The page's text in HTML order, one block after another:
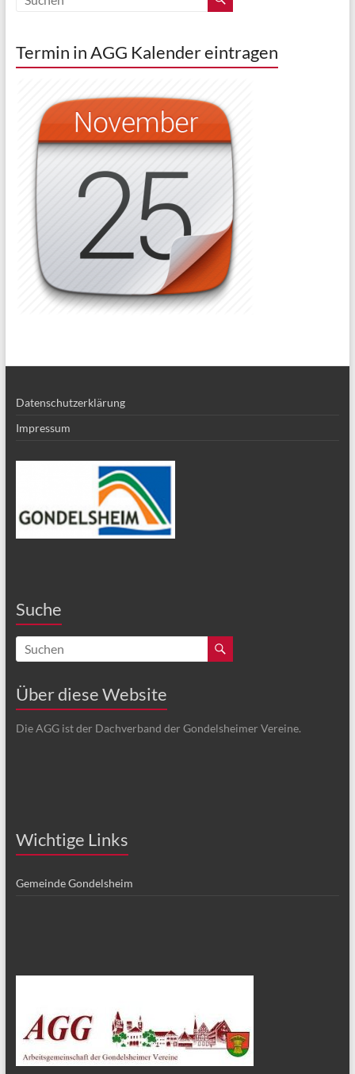
Termin in AGG Kalender eintragen
Datenschutzerklärung
Impressum
Suche
Über diese Website
Die AGG ist der Dachverband der Gondelsheimer Vereine.
Wichtige Links
Gemeinde Gondelsheim